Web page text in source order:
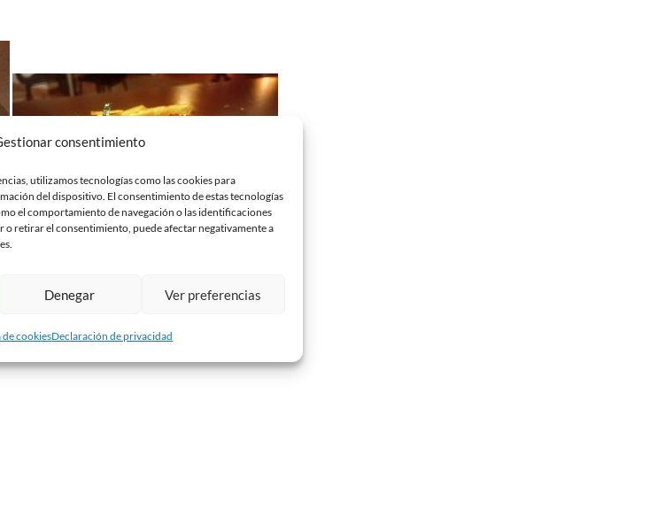
consentimiento
utilizamos tecnologías como las cookies para
del dispositivo. El consentimiento de estas tecnologías
el comportamiento de navegación o las identificaciones
o retirar el consentimiento, puede afectar negativamente a
Denegar Ver preferencias
de cookiesDeclaración de privacidad